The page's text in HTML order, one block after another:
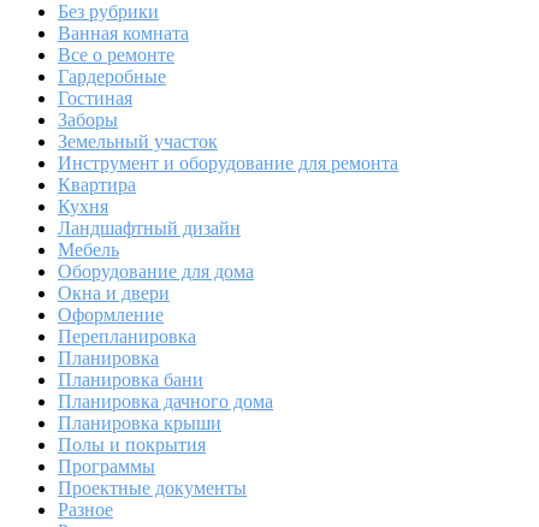
Без рубрики
Ванная комната
Все о ремонте
Гардеробные
Гостиная
Заборы
Земельный участок
Инструмент и оборудование для ремонта
Квартира
Кухня
Ландшафтный дизайн
Мебель
Оборудование для дома
Окна и двери
Оформление
Перепланировка
Планировка
Планировка бани
Планировка дачного дома
Планировка крыши
Полы и покрытия
Программы
Проектные документы
Разное